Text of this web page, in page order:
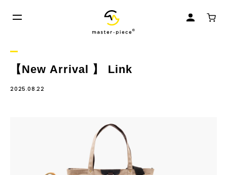
【New Arrival 】 Link
2025.08.22